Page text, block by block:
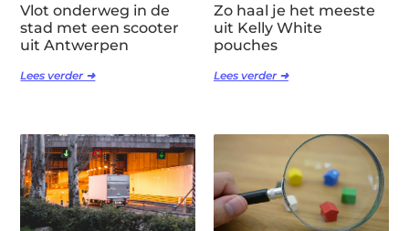
Vlot onderweg in de
stad met een scooter
uit Antwerpen
Lees verder ➜
Zo haal je het meeste
uit Kelly White
pouches
Lees verder ➜